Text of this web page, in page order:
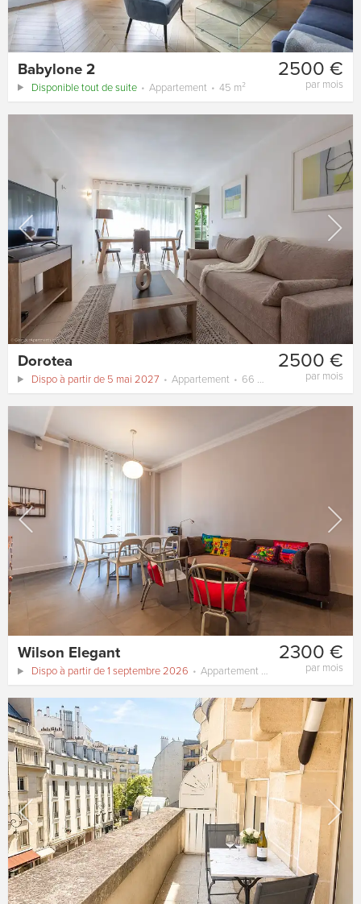
2500 €
par mois
Babylone 2
Disponible tout de suite Appartement 45 m²
2500 €
par mois
Dorotea
Dispo à partir de 5 mai 2027 Appartement 66 m²
2300 €
par mois
Wilson Elegant
Dispo à partir de 1 septembre 2026 Appartement